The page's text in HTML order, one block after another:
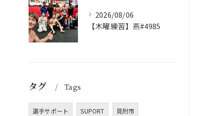
2026/08/06
【木曜練習】燕#4985
タグ Tags
選手サポート SUPORT 見附市